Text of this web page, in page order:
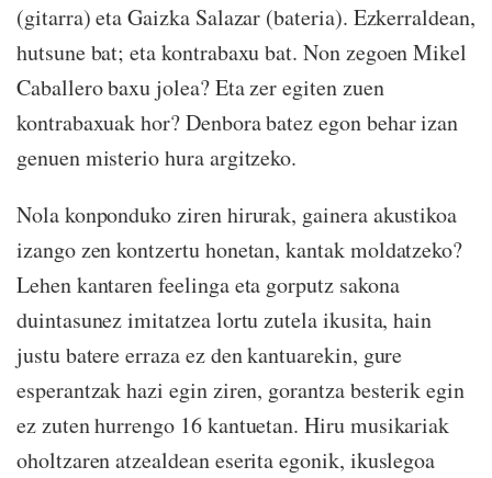
(gitarra) eta Gaizka Salazar (bateria). Ezkerraldean,
hutsune bat; eta kontrabaxu bat. Non zegoen Mikel
Caballero baxu jolea? Eta zer egiten zuen
kontrabaxuak hor? Denbora batez egon behar izan
genuen misterio hura argitzeko.
Nola konponduko ziren hirurak, gainera akustikoa
izango zen kontzertu honetan, kantak moldatzeko?
Lehen kantaren feelinga eta gorputz sakona
duintasunez imitatzea lortu zutela ikusita, hain
justu batere erraza ez den kantuarekin, gure
esperantzak hazi egin ziren, gorantza besterik egin
ez zuten hurrengo 16 kantuetan. Hiru musikariak
oholtzaren atzealdean eserita egonik, ikuslegoa